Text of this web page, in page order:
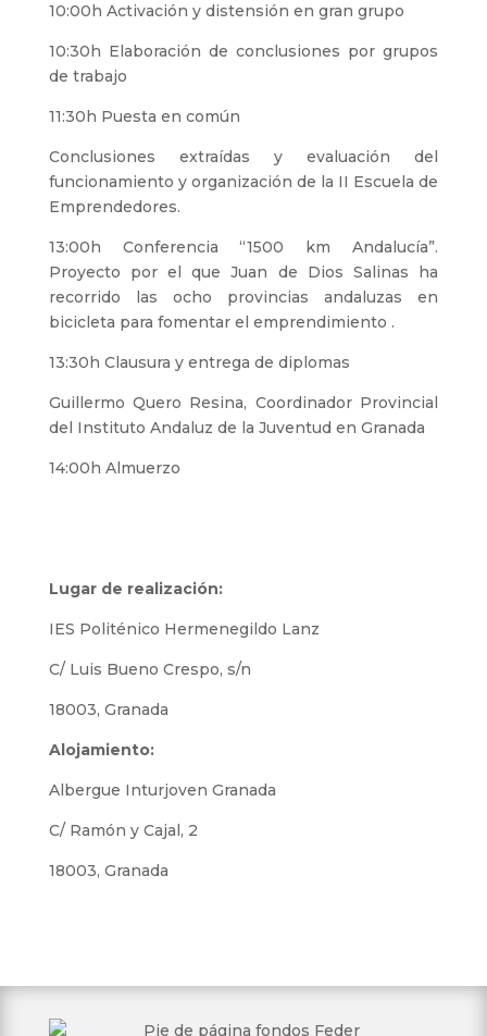
10:00h Activación y distensión en gran grupo
10:30h Elaboración de conclusiones por grupos
de trabajo
11:30h Puesta en común
Conclusiones extraídas y evaluación del
funcionamiento y organización de la II Escuela de
Emprendedores.
13:00h Conferencia “1500 km Andalucía”.
Proyecto por el que Juan de Dios Salinas ha
recorrido las ocho provincias andaluzas en
bicicleta para fomentar el emprendimiento .
13:30h Clausura y entrega de diplomas
Guillermo Quero Resina, Coordinador Provincial
del Instituto Andaluz de la Juventud en Granada
14:00h Almuerzo
Lugar de realización:
IES Politénico Hermenegildo Lanz
C/ Luis Bueno Crespo, s/n
18003, Granada
Alojamiento:
Albergue Inturjoven Granada
C/ Ramón y Cajal, 2
18003, Granada